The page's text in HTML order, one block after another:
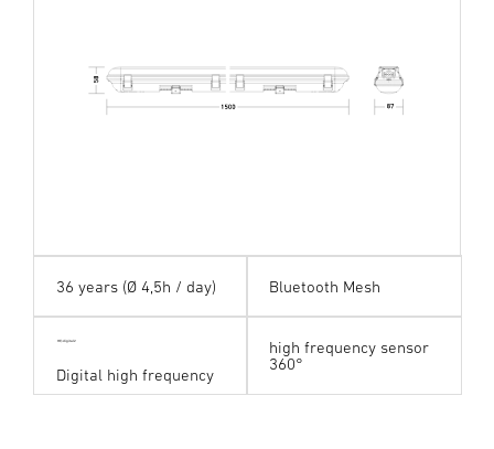
36 years (Ø 4,5h / day) Bluetooth Mesh
HF digital24
Digital high frequency
high frequency sensor
360°